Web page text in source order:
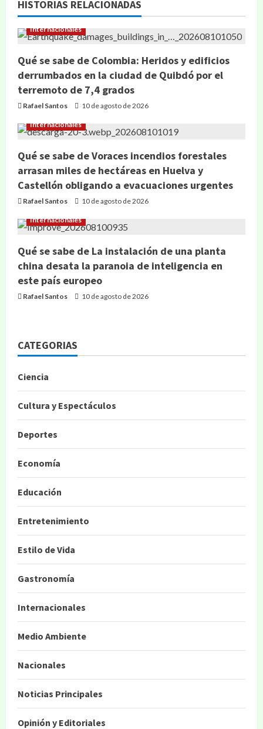
HISTORIAS RELACIONADAS
Internacionales
Qué se sabe de Colombia: Heridos y edificios
derrumbados en la ciudad de Quibdó por el
terremoto de 7,4 grados
Rafael Santos 10 de agosto de 2026
Internacionales
Qué se sabe de Voraces incendios forestales
arrasan miles de hectáreas en Huelva y
Castellón obligando a evacuaciones urgentes
Rafael Santos 10 de agosto de 2026
Internacionales
Qué se sabe de La instalación de una planta
china desata la paranoia de inteligencia en
este país europeo
Rafael Santos 10 de agosto de 2026
CATEGORIAS
Ciencia
Cultura y Espectáculos
Deportes
Economía
Educación
Entretenimiento
Estilo de Vida
Gastronomía
Internacionales
Medio Ambiente
Nacionales
Noticias Principales
Opinión y Editoriales